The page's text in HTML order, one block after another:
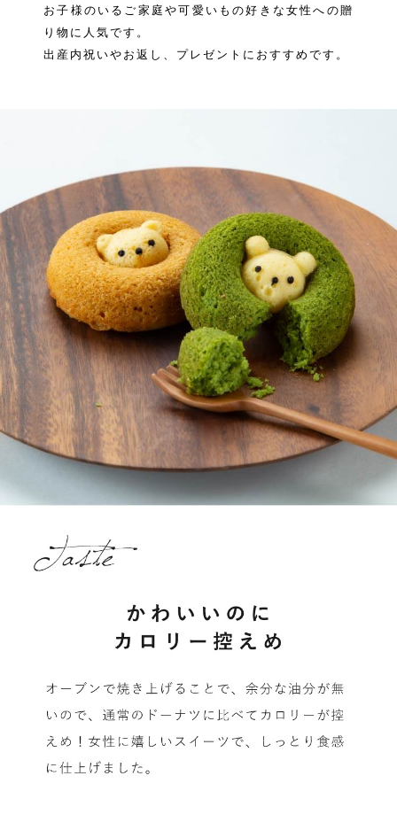
お子様のいるご家庭や可愛いもの好きな女性への贈
り物に人気です。
出産内祝いやお返し、プレゼントにおすすめです。